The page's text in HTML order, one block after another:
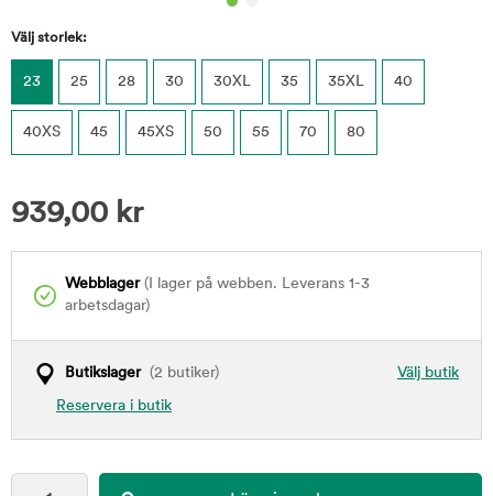
Välj storlek:
23 25 28 30 30XL 35 35XL 40
40XS 45 45XS 50 55 70 80
939,00 kr
Webblager(I lager på webben. Leverans 1-3
arbetsdagar)
Välj butik
Butikslager(2 butiker)
Reservera i butik